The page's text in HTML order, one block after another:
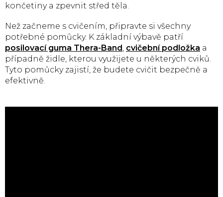
končetiny a zpevnit střed těla.
Než začneme s cvičením, připravte si všechny
potřebné pomůcky. K základní výbavě patří
posilovací guma Thera-Band, cvičební podložka a
případně židle, kterou využijete u některých cviků.
Tyto pomůcky zajistí, že budete cvičit bezpečně a
efektivně.